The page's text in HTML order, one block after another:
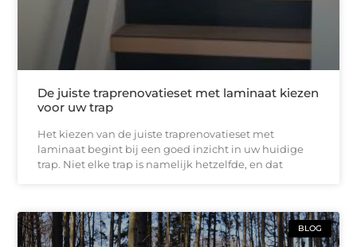
De juiste traprenovatieset met laminaat kiezen
voor uw trap
Het kiezen van de juiste traprenovatieset met
laminaat begint bij een goed inzicht in uw huidige
trap. Niet elke trap is namelijk hetzelfde, en dat
BLOG